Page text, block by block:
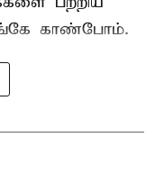
காண்போம்.